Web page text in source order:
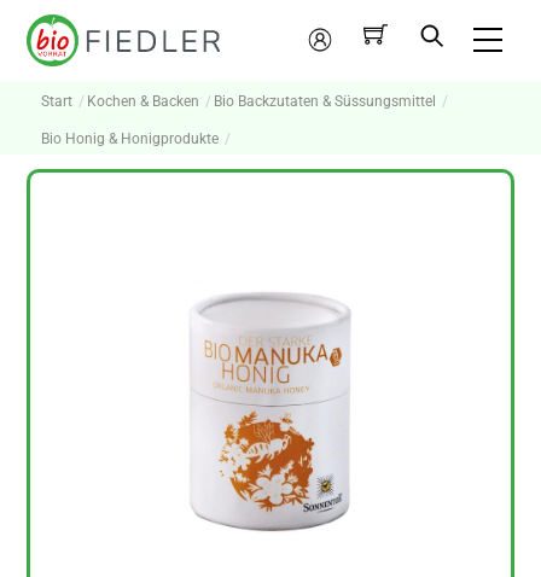
Skip
Mein
Konto
Start Kochen & Backen Bio Backzutaten & Süssungsmittel
Bio Honig & Honigprodukte